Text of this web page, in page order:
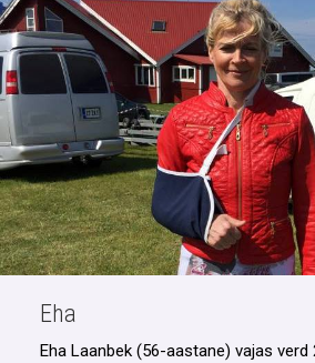
Eha
Eha Laanbek (56-aastane) vajas verd